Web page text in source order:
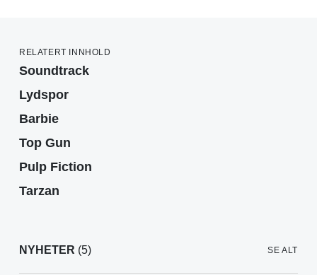
RELATERT INNHOLD
Soundtrack
Lydspor
Barbie
Top Gun
Pulp Fiction
Tarzan
NYHETER (5) SE ALT